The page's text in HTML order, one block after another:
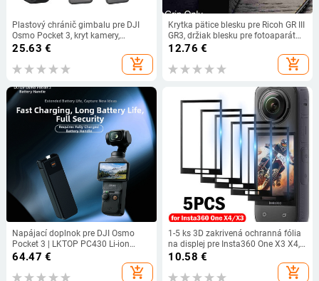
Plastový chránič gimbalu pre DJI
Osmo Pocket 3, kryt kamery,
ochranné puzdro Sunnylife, box na
ručný gimbal, príslušenstvo pre DJI
Pocket 3
25.63 €
add_shopping_cart
Krytka pätice blesku pre Ricoh GR III
GR3, držiak blesku pre fotoaparát
Ricoh GR III GR3, chránič
príslušenstva pre fotoaparát Ricoh
R9N0
12.76 €
add_shopping_cart
Napájací doplnok pre DJI Osmo
Pocket 3 | LKTOP PC430 Li-ion
batéria
64.47 €
add_shopping_cart
1-5 ks 3D zakrivená ochranná fólia
na displej pre Insta360 One X3 X4,
ochranná fólia na displej pre akčné
videokamery Insta360 One X4
10.58 €
add_shopping_cart